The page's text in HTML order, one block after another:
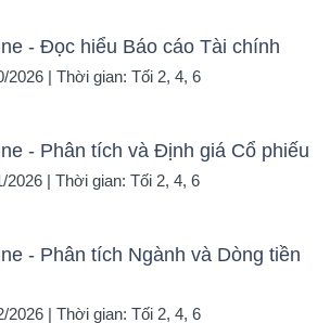
- Đọc hiểu Báo cáo Tài chính
2026 | Thời gian: Tối 2, 4, 6
- Phân tích và Định giá Cổ phiếu
2026 | Thời gian: Tối 2, 4, 6
- Phân tích Ngành và Dòng tiền
2026 | Thời gian: Tối 2, 4, 6